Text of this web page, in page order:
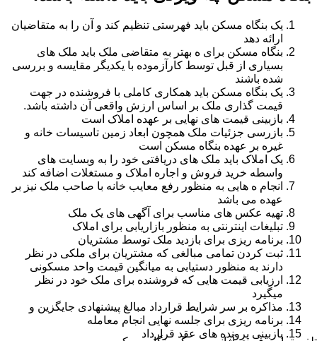
یک بنگاه مسکن باید فهرستی تنظیم کند و آن را به متقاضیان
ارائه دهد
بنگاه مسکن برای ه بهتر به متقاضی ملک باید ملک های
بسیاری از قبل توسط کارآزموده با یکدیگر مقایسه و بررسی
شده باشند
یک بنگاه مسکن باید همکاری کاملی با فروشنده در جهت
قیمت گذاری ملک بر اساس ارزش واقعی آن داشته باشد.
بازبینی قیمت های نهایی بر عهده املاک است
بازرسی جزئیات ملک همچون ابعاد زمین تاسیسات خانه و
غیره بر عهده بنگاه مسکن است
یک املاک باید ملک های دریافتی خود را به وبسایت های
واسطه خرید فروش و اجاره املاک و مستغلات اضافه کند
انجام ه هایی به منظور رفع معایب خانه با صاحب ملک نیز بر
عهده می باشد
تهیه عکس های مناسب برای آگهی های یک ملک
تبلیغات اینترنتی به منظور بازاریابی برای املاک
برنامه ریزی برای بازدید ملک توسط مشتریان
ثبت کردن تمامی مبالغی که مشتریان برای ملکی در نظر
دارند به منظور دستیابی به میانگین قیمت واحد مسکونی
ارزیابی قیمت هایی که فروشنده برای ملک خود در نظر
میگیرد
مذاکره بر سر شرایط قرارداد مبالغ پیشنهادی جایگزین و
برنامه ریزی برای جلسه نهایی انجام معامله
بازبینی پرونده های عقد قرارداد